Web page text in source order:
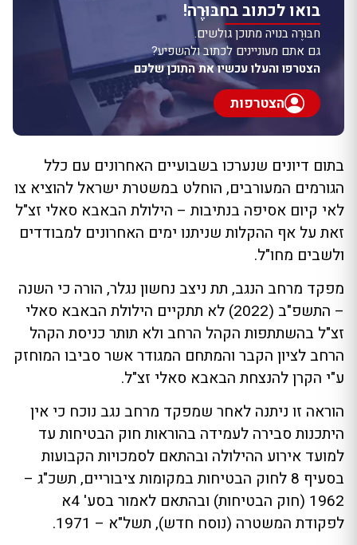
בואו לכתוב בחבּוּרֶה!
חבּוּרֶה בנויה מתוכן גולשים.
גם אתם מעוניינים לכתוב ולהשפיע?
הצטרפו והעלו עכשיו את התוכן שלכם
הצטרפות
בתום דיונים שנערכו בשבועיים האחרונים עם כלל
הגורמים המעורבים, הוחלט במשטרת ישראל להוציא צו
לאי קיום אסיפה בנתיבות – הילולת הבאבא סאלי זצ"ל
זאת על אף ההקלות שניתנו ימים האחרונים למבודדים
ולשבים מחו"ל.
מפקד מרחב הנגב, תת ניצב נחשון נגלר, הורה כי השנה
– התשפ"ב (2022) לא תתקיים הילולת הבאבא סאלי
זצ"ל בהשתתפות הקהל הרחב ולא תותר כניסת הקהל
הרחב לציון הקבר והמתחם המגודר אשר סביבו המוחזק
ע"י הקרן להנצחת הבאבא סאלי זצ"ל.
הוראה זו ניתנה לאחר שמפקד מרחב נגב נוכח כי אין
היתכנות סבירה לעמידה בהוראות חוק הבטיחות עד
למועד אירוע ההילולה ובהתאם לסמכויות הקבועות
בסעיף 8 לחוק הבטיחות במקומות ציבוריים, תשכ"ג –
1962 (חוק הבטיחות) ובהתאם לאמור בסע' 4א
לפקודת המשטרה (נוסח חדש), תשל"א – 1971.